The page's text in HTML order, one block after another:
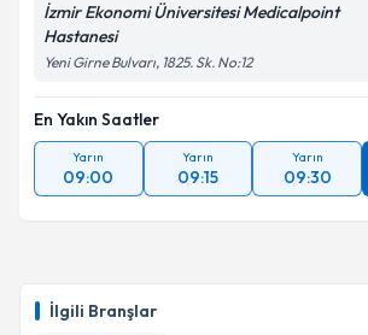
İlgili Branşlar
Kişisel verilerimin işlenmesine
Metni'ni okudum ve kişisel
kapsamda işlenmesini kabul
Takvim Talebini
İzmir Ekonomi Üniversitesi Medicalpoint
Hastanesi
Yeni Girne Bulvarı, 1825. Sk. No:12
En Yakın Saatler
Yarın
09:00
Yarın
09:15
Yarın
09:30